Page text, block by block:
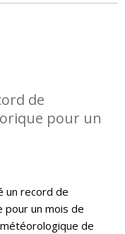
de
pour un
un record de
pour un mois de
de